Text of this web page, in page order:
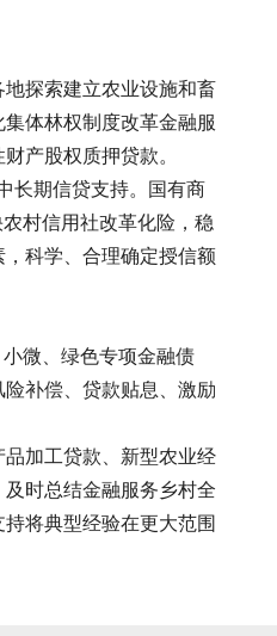
探索建立农业设施和畜
体林权制度改革金融服
产股权质押贷款。
长期信贷支持。国有商
村信用社改革化险，稳
科学、合理确定授信额
微、绿色专项金融债
补偿、贷款贴息、激励
加工贷款、新型农业经
时总结金融服务乡村全
将典型经验在更大范围